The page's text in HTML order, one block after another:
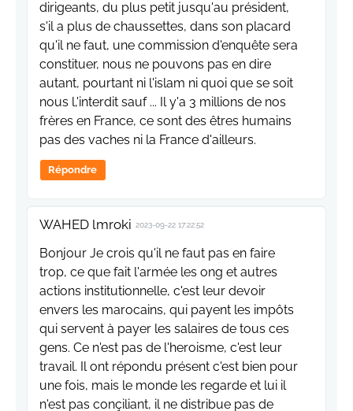
dirigeants, du plus petit jusqu'au président,
s'il a plus de chaussettes, dans son placard
qu'il ne faut, une commission d'enquête sera
constituer, nous ne pouvons pas en dire
autant, pourtant ni l'islam ni quoi que se soit
nous l,'interdit sauf ... Il y'a 3 millions de nos
frères en France, ce sont des êtres humains
pas des vaches ni la France d'ailleurs.
Répondre
WAHED lmroki 2023-09-22 17:22:52
Bonjour Je crois qu'il ne faut pas en faire
trop, ce que fait l'armée les ong et autres
actions institutionnelle, c'est leur devoir
envers les marocains, qui payent les impôts
qui servent à payer les salaires de tous ces
gens. Ce n'est pas de l'heroisme, c'est leur
travail. Il ont répondu présent c'est bien pour
une fois, mais le monde les regarde et lui il
n'est pas conçiliant, il ne distribue pas de